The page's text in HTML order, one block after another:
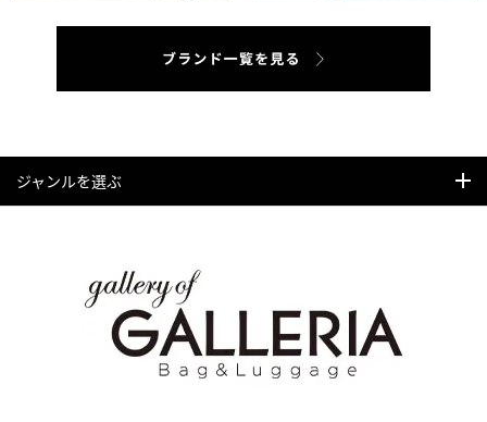
ジャンルを選ぶ